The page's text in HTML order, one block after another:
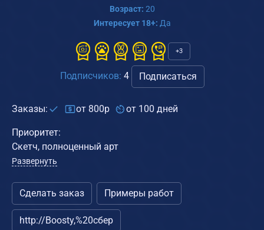
Возраст: 20
Интересует 18+: Да
+3
Подписчиков: 4 Подписаться
Заказы: от 800р от 100 дней
Приоритет:
Скетч, полноценный арт
Развернуть
Сделать заказ Примеры работ
http://Boosty,%20сбер